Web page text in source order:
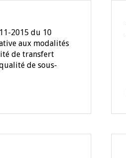
2015 du 10
aux modalités
de transfert
de sous-